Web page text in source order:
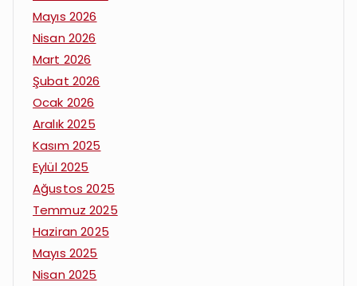
Mayıs 2026
Nisan 2026
Mart 2026
Şubat 2026
Ocak 2026
Aralık 2025
Kasım 2025
Eylül 2025
Ağustos 2025
Temmuz 2025
Haziran 2025
Mayıs 2025
Nisan 2025